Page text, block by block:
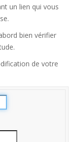
un lien qui vous
bien vérifier
de votre